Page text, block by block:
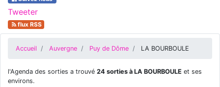
Tweeter
flux RSS
Accueil Auvergne Puy de Dôme LA BOURBOULE
l'Agenda des sorties a trouvé 24 sorties à LA BOURBOULE et ses
environs.